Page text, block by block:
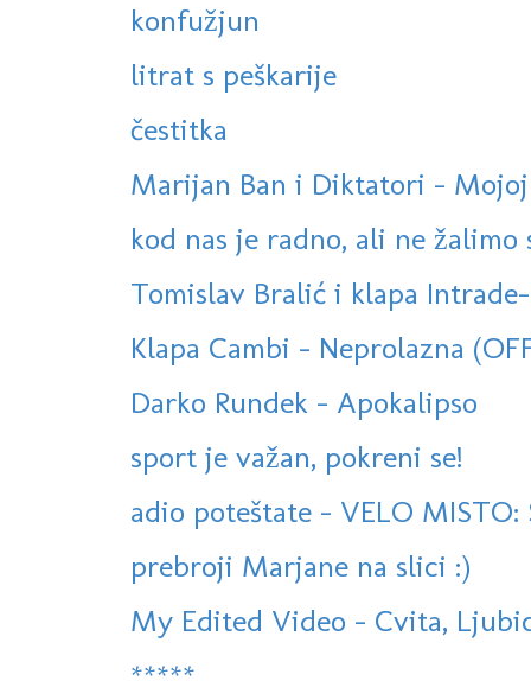
konfužjun
litrat s peškarije
čestitka
Marijan Ban i Diktatori -
kod nas je radno, ali ne žalimo
Tomislav Bralić i klapa
Klapa Cambi - Neprolazna
Darko Rundek - Apokalipso
sport je važan, pokreni se!
adio poteštate - VELO MISTO:
prebroji Marjane na slici :)
My Edited Video - Cvita,
*****